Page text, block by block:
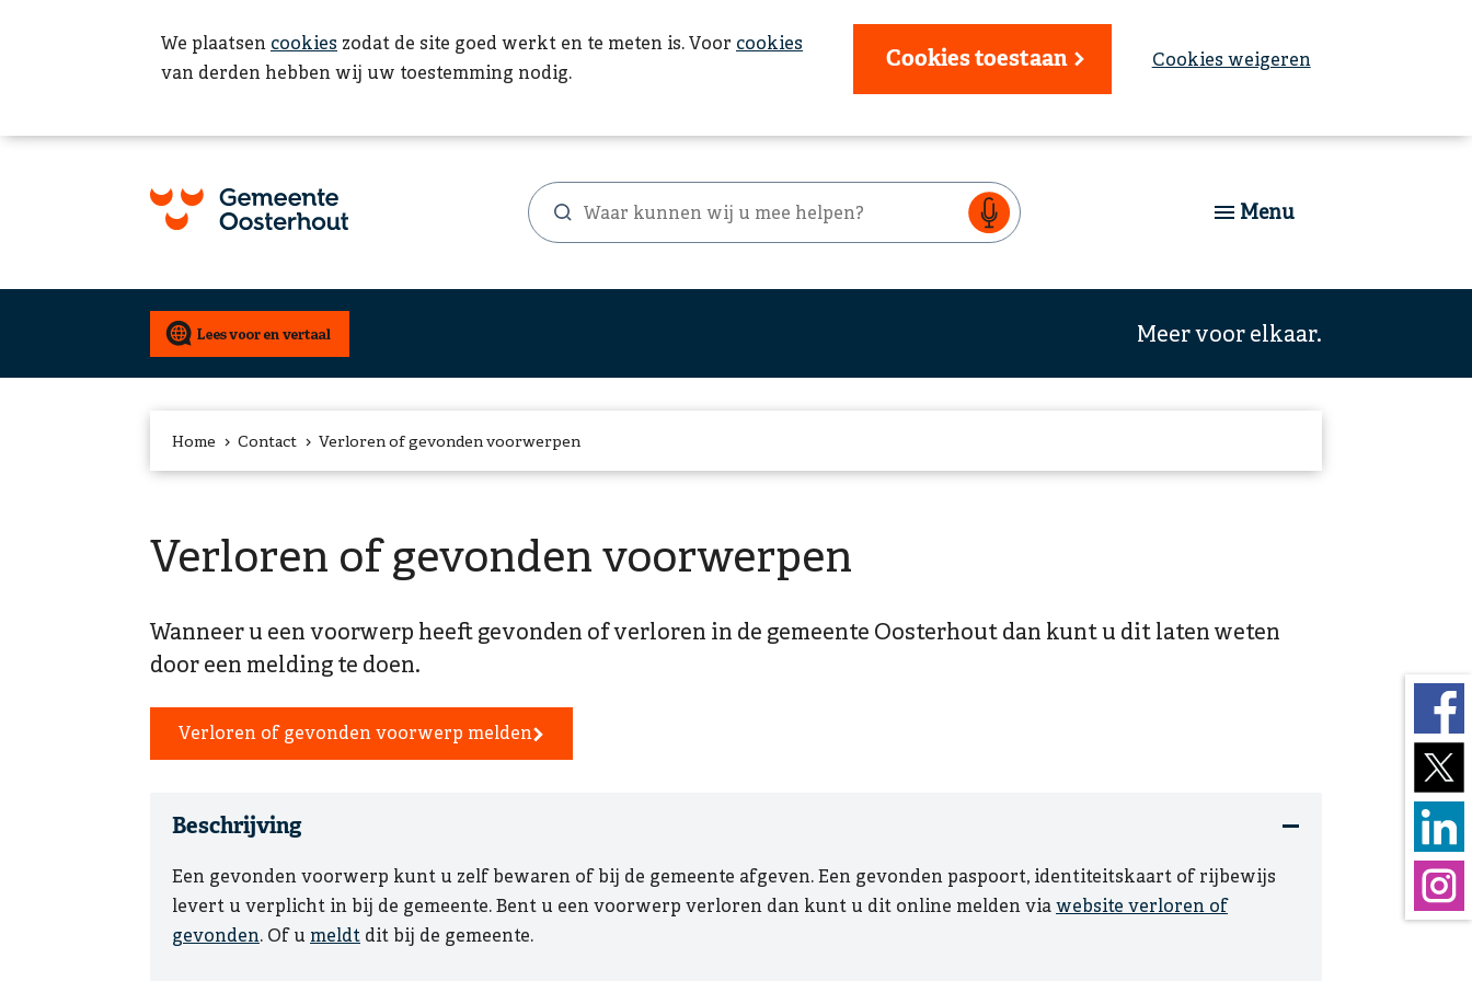
We plaatsen cookies zodat de site goed werkt en te meten is. Voor cookies
van derden hebben wij uw toestemming nodig.
Cookies toestaan Cookies weigeren
Zoekformulier
Waar
kunnen
wij
Menu
Meer voor elkaar.
Home Contact Verloren of gevonden voorwerpen
Verloren of gevonden voorwerpen
Wanneer u een voorwerp heeft gevonden of verloren in de gemeente Oosterhout dan kunt u dit laten weten
door een melding te doen.
Verloren of gevonden voorwerp melden
Beschrijving
Een gevonden voorwerp kunt u zelf bewaren of bij de gemeente afgeven. Een gevonden paspoort, identiteitskaart of rijbewijs
levert u verplicht in bij de gemeente. Bent u een voorwerp verloren dan kunt u dit online melden viawebsite verloren of
gevonden. Of u meldt dit bij de gemeente.